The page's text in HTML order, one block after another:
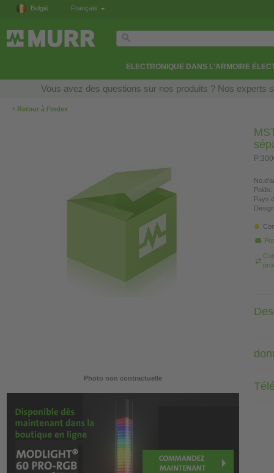
België Français
ELECTRONIQUE DANS L'ARMOIRE
Vous avez des questions sur nos produits ? Nos experts
‹ Retour à l’index
Photo non contractuelle
Poids:
Pays